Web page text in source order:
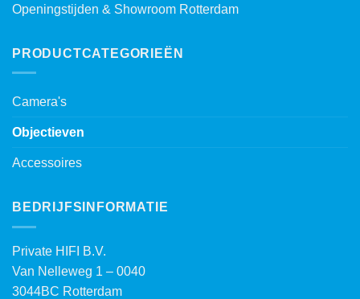
Openingstijden & Showroom Rotterdam
PRODUCTCATEGORIEËN
Camera's
Objectieven
Accessoires
BEDRIJFSINFORMATIE
Private HIFI B.V.
Van Nelleweg 1 – 0040
3044BC Rotterdam